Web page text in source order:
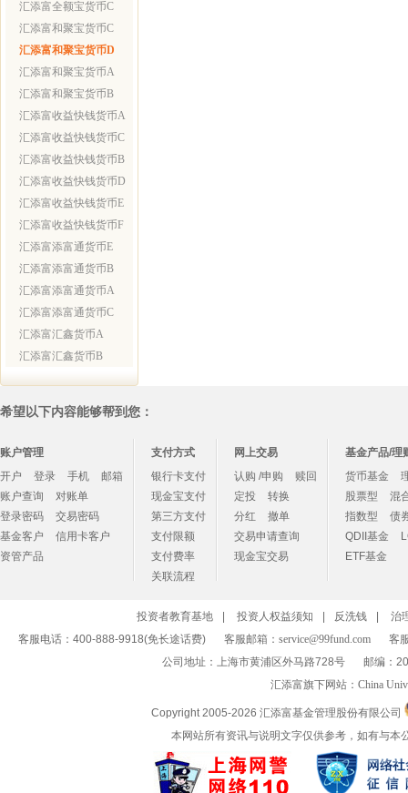
汇添富全额宝货币C
汇添富和聚宝货币C
汇添富和聚宝货币D
汇添富和聚宝货币A
汇添富和聚宝货币B
汇添富收益快钱货币A
汇添富收益快钱货币C
汇添富收益快钱货币B
汇添富收益快钱货币D
汇添富收益快钱货币E
汇添富收益快钱货币F
汇添富添富通货币E
汇添富添富通货币B
汇添富添富通货币A
汇添富添富通货币C
汇添富汇鑫货币A
汇添富汇鑫货币B
希望以下内容能够帮到您：
账户管理
开户
登录 手机
邮箱
账户查询
对账单
登录密码
交易密码
基金客户
信用卡客户
资管产品
支付方式
银行卡支付
现金宝支付
第三方支付
支付限额
支付费率
关联流程
网上交易
认购 /申购
赎回
定投
转换
分红
撤单
交易申请查询
现金宝交易
基金产品/理
货币基金
股票型
混
指数型
债
QDII基金
ETF基金
投资者教育基地 投资人权益须知 反洗钱
治
客服电话：400-888-9918(免长途话费)
客服邮箱： service@99fund.com
客
公司地址：上海市黄浦区外马路728号
邮编：
汇添富旗下网站： China
Copyright 2005-2026 汇添富基金管理股份有限公司
本网站所有资讯与说明文字仅供参考，如有与本